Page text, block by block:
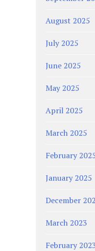
August 2025
July 2025
June 2025
May 2025
April 2025
March 2025
February
January 2025
December
March 2023
February